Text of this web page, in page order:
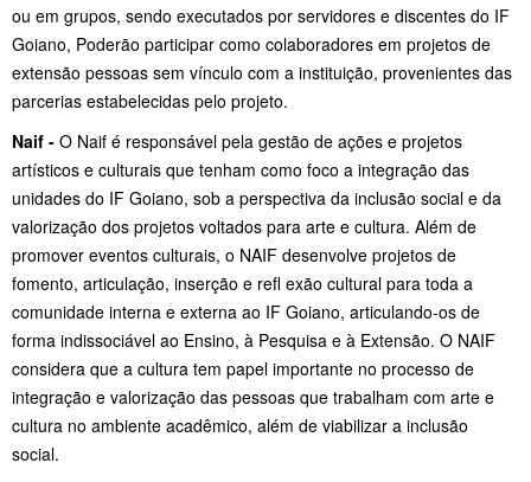
ou em grupos, sendo executados por servidores e discentes do IF
Goiano, Poderão participar como colaboradores em projetos de
extensão pessoas sem vínculo com a instituição, provenientes das
parcerias estabelecidas pelo projeto.
Naif - O Naif é responsável pela gestão de ações e projetos
artísticos e culturais que tenham como foco a integração das
unidades do IF Goiano, sob a perspectiva da inclusão social e da
valorização dos projetos voltados para arte e cultura. Além de
promover eventos culturais, o NAIF desenvolve projetos de
fomento, articulação, inserção e refl exão cultural para toda a
comunidade interna e externa ao IF Goiano, articulando-os de
forma indissociável ao Ensino, à Pesquisa e à Extensão. O NAIF
considera que a cultura tem papel importante no processo de
integração e valorização das pessoas que trabalham com arte e
cultura no ambiente acadêmico, além de viabilizar a inclusão
social.